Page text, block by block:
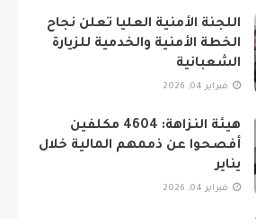
اللجنة الأمنية العليا تعلن نجاح
الخطة الأمنية والخدمية للزيارة
الشعبانية
فبراير 04, 2026
هيئة النزاهة: 4604 مكلفين
أفصحوا عن ذممهم المالية خلال
يناير
فبراير 04, 2026